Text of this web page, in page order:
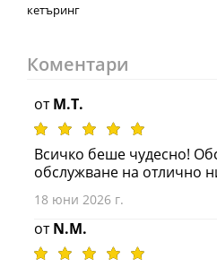
кетъринг
Коментари
отM.T.
Всичко беше чудесно!
обслужване на отлично
18 юни 2026 г.
отN.M.